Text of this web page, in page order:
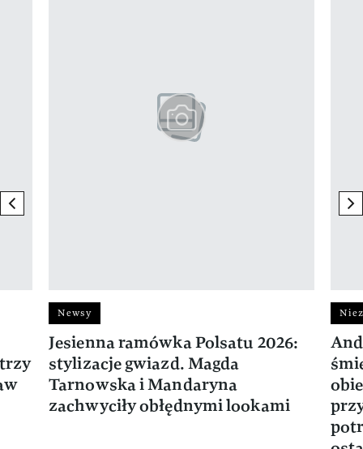
previous element
Newsy
Jesienna ramówka Polsatu 2026:
stylizacje gwiazd. Magda
Tarnowska i Mandaryna
zachwyciły obłędnymi lookami